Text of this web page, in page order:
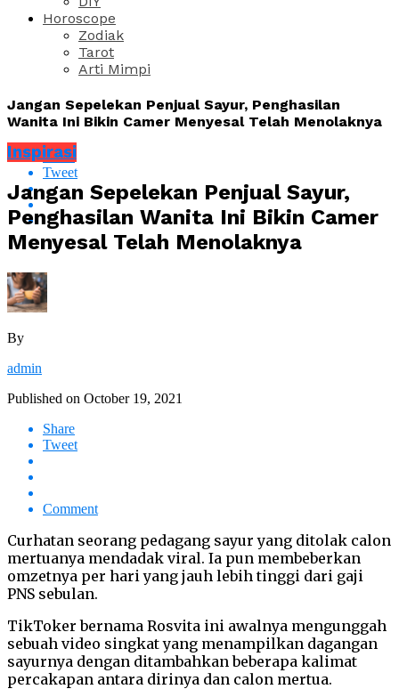
Horoscope
Zodiak
Tarot
Arti Mimpi
Jangan Sepelekan Penjual Sayur, Penghasilan
Wanita Ini Bikin Camer Menyesal Telah Menolaknya
Share
Tweet
Inspirasi
Jangan Sepelekan Penjual Sayur,
Penghasilan Wanita Ini Bikin Camer
Menyesal Telah Menolaknya
By
admin
Published on October 19, 2021
Share
Tweet
Comment
Curhatan seorang pedagang sayur yang ditolak calon
mertuanya mendadak viral. Ia pun membeberkan
omzetnya per hari yang jauh lebih tinggi dari gaji
PNS sebulan.
TikToker bernama Rosvita ini awalnya mengunggah
sebuah video singkat yang menampilkan dagangan
sayurnya dengan ditambahkan beberapa kalimat
percakapan antara dirinya dan calon mertua.